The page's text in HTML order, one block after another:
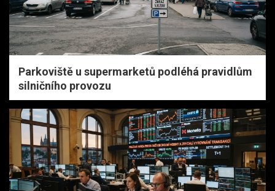
Parkoviště u supermarketů podléhá pravidlům
silničního provozu